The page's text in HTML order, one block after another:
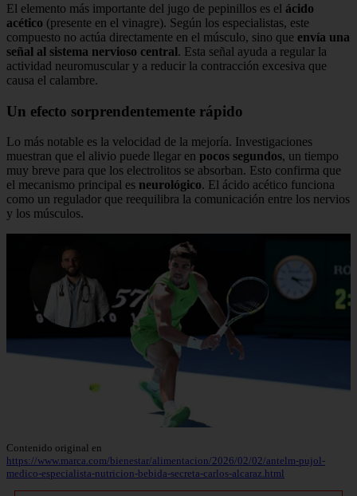
El elemento más importante del jugo de pepinillos es el ácido
acético (presente en el vinagre). Según los especialistas, este
compuesto no actúa directamente en el músculo, sino que envía una
señal al sistema nervioso central. Esta señal ayuda a regular la
actividad neuromuscular y a reducir la contracción excesiva que
causa el calambre.
Un efecto sorprendentemente rápido
Lo más notable es la velocidad de la mejoría. Investigaciones
muestran que el alivio puede llegar en pocos segundos, un tiempo
muy breve para que los electrolitos se absorban. Esto confirma que
el mecanismo principal es neurológico. El ácido acético funciona
como un regulador que reequilibra la comunicación entre los nervios
y los músculos.
Contenido original en
https://www.marca.com/bienestar/alimentacion/2026/02/02/antelm-pujol-
medico-especialista-nutricion-bebida-secreta-carlos-alcaraz.html